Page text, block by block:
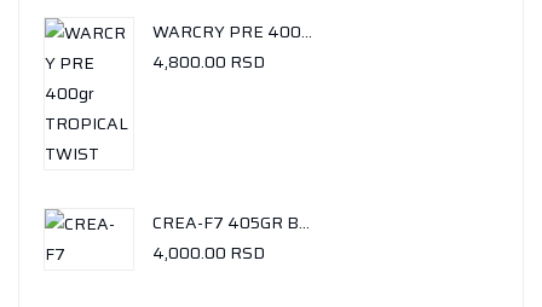
WARCRY PRE 400GR TROPICAL TWIST
4,800.00 RSD
CREA-F7 405GR BALLINESE MANGO
4,000.00 RSD